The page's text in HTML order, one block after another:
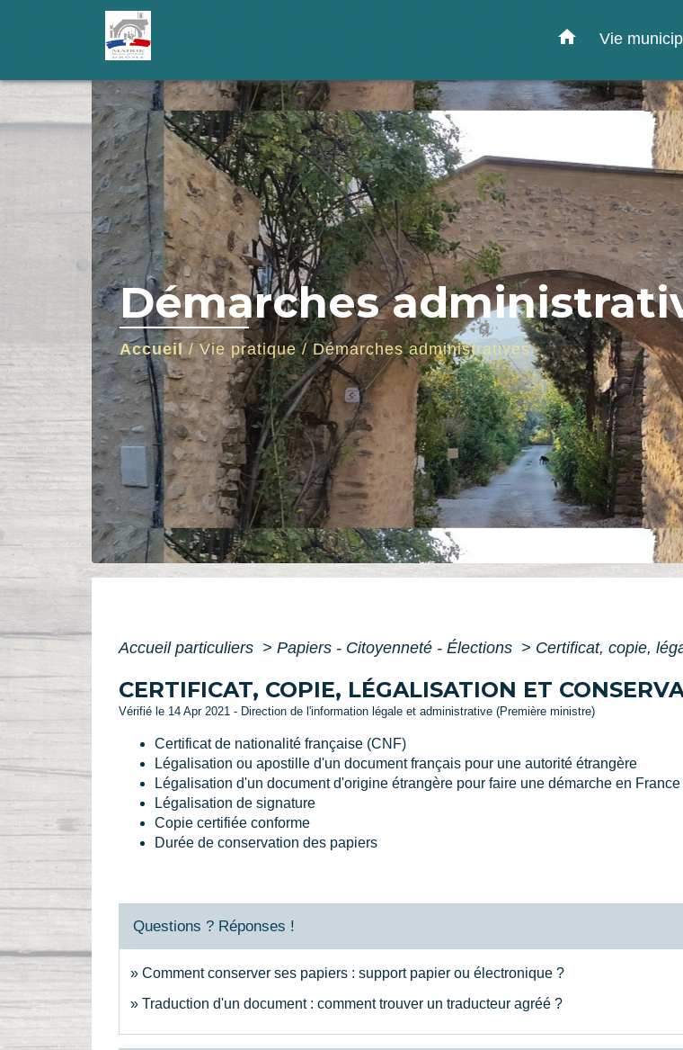
home Vie
Démarches
Accueil/Vie pratique/Démarches administratives
Accueil particuliers > Papiers - Citoyenneté - Élections > Certificat, copie,
CERTIFICAT, COPIE, LÉGALISATION ET
Vérifié le 14 Apr 2021 - Direction de l'information légale et administrative (Première ministre)
Certificat de nationalité française (CNF)
Légalisation ou apostille d'un document français pour une autorité étrangère
Légalisation d'un document d'origine étrangère pour faire une démarche en France
Légalisation de signature
Copie certifiée conforme
Durée de conservation des papiers
Questions ? Réponses !
Comment conserver ses papiers : support papier ou électronique ?
Traduction d'un document : comment trouver un traducteur agréé ?